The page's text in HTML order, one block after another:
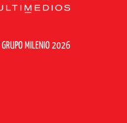
GRUPO MILENIO 2026